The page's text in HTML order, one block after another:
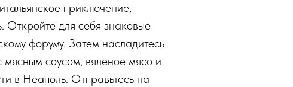
приключение,
Откройте для себя знаковые
форуму. Затем насладитесь
мясным соусом, вяленое мясо и
в Неаполь. Отправьтесь на